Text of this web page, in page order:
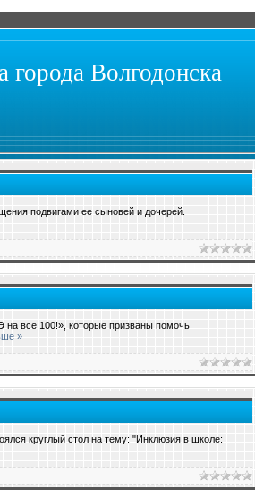
Волгодонска
подвигами ее сыновей и дочерей.
на все 100!», которые призваны помочь
»
круглый стол на тему: "Инклюзия в школе: